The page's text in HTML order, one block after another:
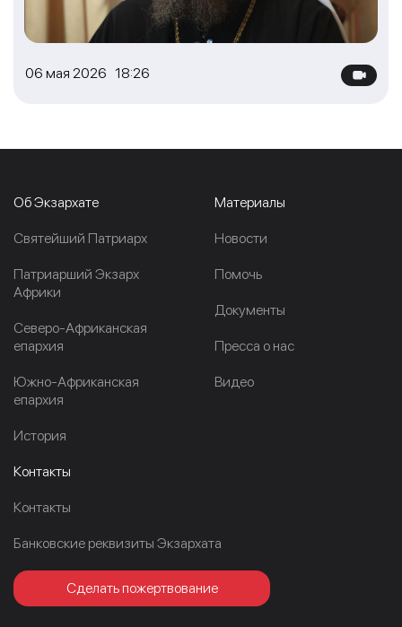
06 мая 2026 18:26
Об Экзархате
Cвятейший Патриарх
Патриарший Экзарх
Африки
Северо-Африканская
епархия
Южно-Африканская
епархия
История
Материалы
Новости
Помочь
Документы
Пресса о нас
Видео
Контакты
Контакты
Банковские реквизиты Экзархата
Сделать пожертвование